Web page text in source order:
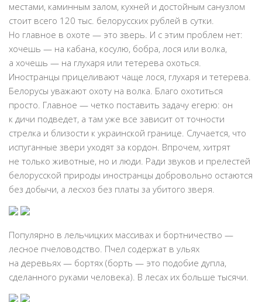
местами, каминным залом, кухней и достойным санузлом
стоит всего 120 тыс. белорусских рублей в сутки.
Но главное в охоте — это зверь. И с этим проблем нет:
хочешь — на кабана, косулю, бобра, лося или волка,
а хочешь — на глухаря или тетерева охоться.
Иностранцы прицеливают чаще лося, глухаря и тетерева.
Белорусы уважают охоту на волка. Благо охотиться
просто. Главное — четко поставить задачу егерю: он
к дичи подведет, а там уже все зависит от точности
стрелка и близости к украинской границе. Случается, что
испуганные звери уходят за кордон. Впрочем, хитрят
не только животные, но и люди. Ради звуков и прелестей
белорусской природы иностранцы добровольно остаются
без добычи, а лесхоз без платы за убитого зверя.
Популярно в лельчицких массивах и бортничество —
лесное пчеловодство. Пчел содержат в ульях
на деревьях — бортях (борть — это подобие дупла,
сделанного руками человека). В лесах их больше тысячи.